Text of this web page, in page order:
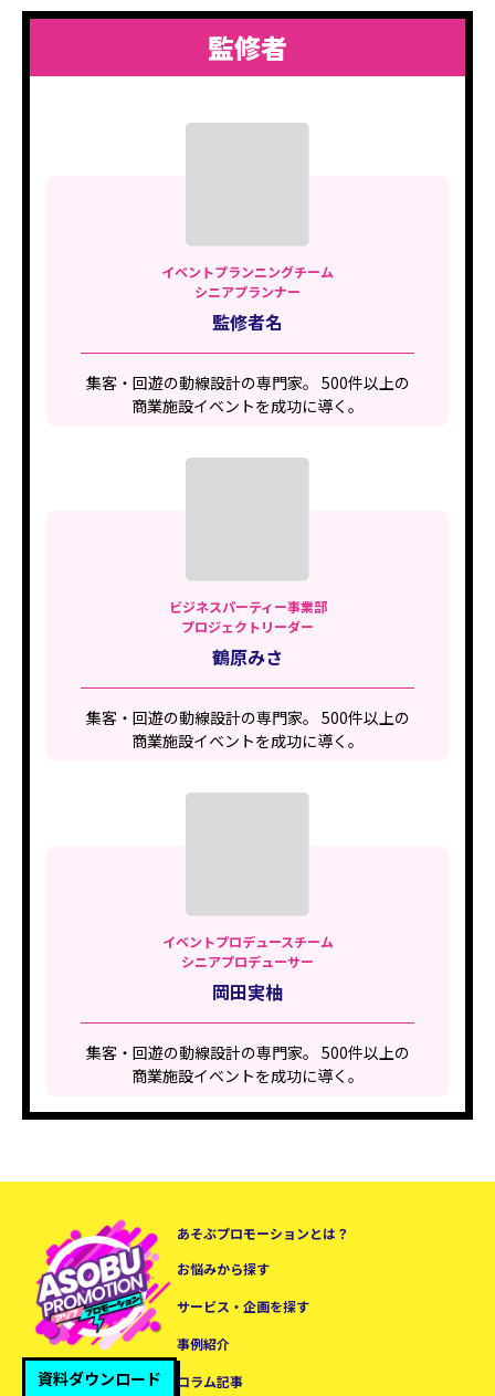
監修者
イベントプランニングチーム
シニアプランナー
監修者名
集客・回遊の動線設計の専門家。 500件以上の
商業施設イベントを成功に導く。
ビジネスパーティー事業部
プロジェクトリーダー
鶴原みさ
集客・回遊の動線設計の専門家。 500件以上の
商業施設イベントを成功に導く。
イベントプロデュースチーム
シニアプロデューサー
岡田実柚
集客・回遊の動線設計の専門家。 500件以上の
商業施設イベントを成功に導く。
資料ダウンロード
あそぶプロモーションとは？
お悩みから探す
サービス・企画を探す
事例紹介
コラム記事